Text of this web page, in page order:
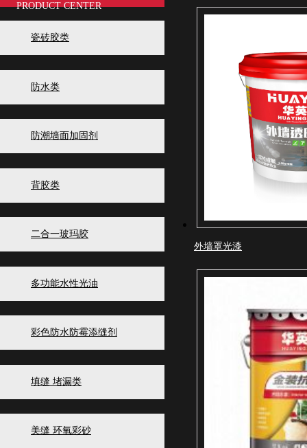
PRODUCT CENTER
瓷砖胶类
防水类
防潮墙面加固剂
背胶类
二合一玻玛胶
多功能水性光油
彩色防水防霉添缝剂
填缝 堵漏类
美缝 环氧彩砂
外墙罩光漆